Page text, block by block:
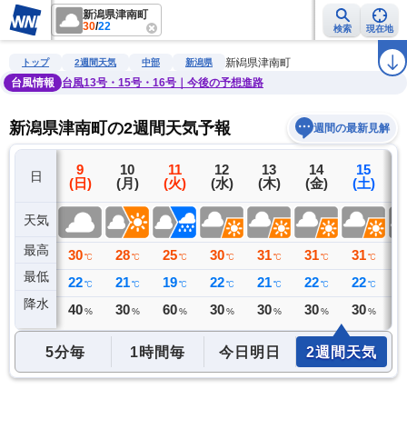
新潟県津南町
30/22 検索 現在地
雨雲レーダー 台風情報 地震情報 警報・注意報 ラ
トップ 2週間天気 中部 新潟県
新潟県津南町
台風情報
台風13号・15号・16号｜今後の予想進路
新潟県津南町の2週間天気予報 週間の最新見解
日
天気
最高
最低
降水
8
(土)
32 ℃
23 ℃
37ミリ
9
(日)
30 ℃
22 ℃
40 %
10
(月)
28 ℃
21 ℃
30 %
11
(火)
25 ℃
19 ℃
60 %
12
(水)
30 ℃
22 ℃
30 %
13
(木)
31 ℃
21 ℃
30 %
14
(金)
31 ℃
22 ℃
30 %
15
(土)
31 ℃
22 ℃
30 %
5分毎 1時間毎 今日明日 2週間天気